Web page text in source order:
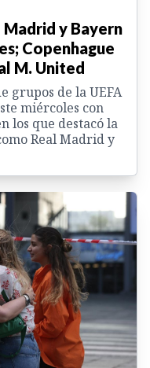
Madrid y Bayern
Copenhague
M. United
grupos de la UEFA
miércoles con
los que destacó la
Real Madrid y